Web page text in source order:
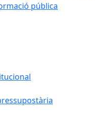
pública